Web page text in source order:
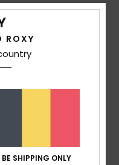
ziet er stoer uit
ROXY
BE SHIPPING ONLY